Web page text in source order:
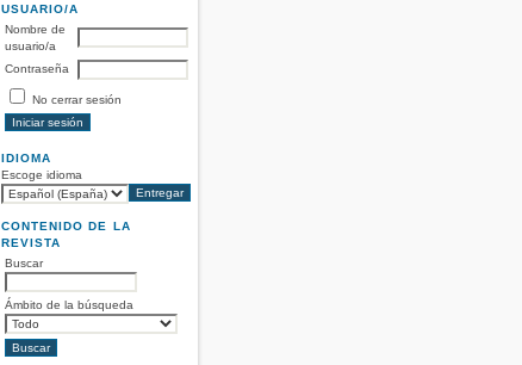
USUARIO/A
Nombre de
usuario/a
Contraseña
No cerrar sesión
IDIOMA
Escoge idioma
CONTENIDO DE LA
REVISTA
Buscar
Ámbito de la búsqueda